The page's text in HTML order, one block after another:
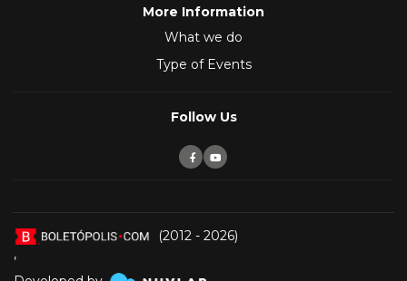
More Information
What we do
Type of Events
Follow Us
(2012 - 2026)
,